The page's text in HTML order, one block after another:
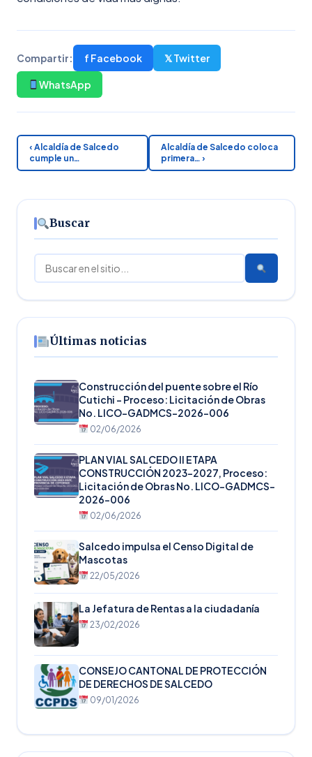
Compartir: f Facebook 𝕏 Twitter
WhatsApp
‹ Alcaldía de Salcedo
cumple un…
Alcaldía de Salcedo coloca
primera… ›
Buscar
Buscar
Últimas noticias
Construcción del puente sobre el Río
Cutichi – Proceso: Licitación de Obras
No. LICO-GADMCS-2026-006
02/06/2026
PLAN VIAL SALCEDO II ETAPA
CONSTRUCCIÓN 2023-2027, Proceso:
Licitación de Obras No. LICO-GADMCS-
2026-006
02/06/2026
Salcedo impulsa el Censo Digital de
Mascotas
22/05/2026
La Jefatura de Rentas a la ciudadanía
23/02/2026
CONSEJO CANTONAL DE PROTECCIÓN
DE DERECHOS DE SALCEDO
09/01/2026